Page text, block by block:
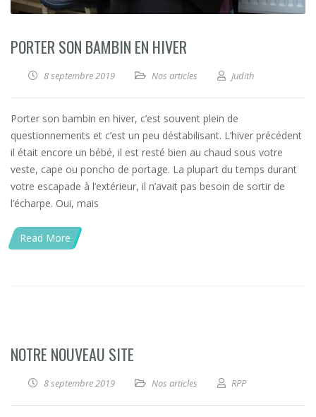
PORTER SON BAMBIN EN HIVER
8 septembre 2019 Nos articles Judith
Porter son bambin en hiver, c’est souvent plein de
questionnements et c’est un peu déstabilisant. L’hiver précédent
il était encore un bébé, il est resté bien au chaud sous votre
veste, cape ou poncho de portage. La plupart du temps durant
votre escapade à l’extérieur, il n’avait pas besoin de sortir de
l’écharpe. Oui, mais
Read More
NOTRE NOUVEAU SITE
8 septembre 2019 Nos articles RPP